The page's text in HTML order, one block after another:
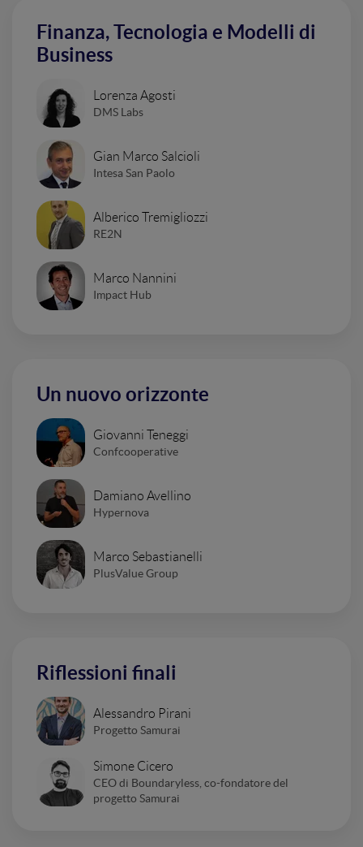
Finanza, Tecnologia e Modelli di
Business
Lorenza Agosti
DMS Labs
Gian Marco Salcioli
Intesa San Paolo
Alberico Tremigliozzi
RE2N
Marco Nannini
Impact Hub
Un nuovo orizzonte
Giovanni Teneggi
Confcooperative
Damiano Avellino
Hypernova
Marco Sebastianelli
PlusValue Group
Riflessioni finali
Alessandro Pirani
Progetto Samurai
Simone Cicero
CEO di Boundaryless, co-fondatore del
progetto Samurai